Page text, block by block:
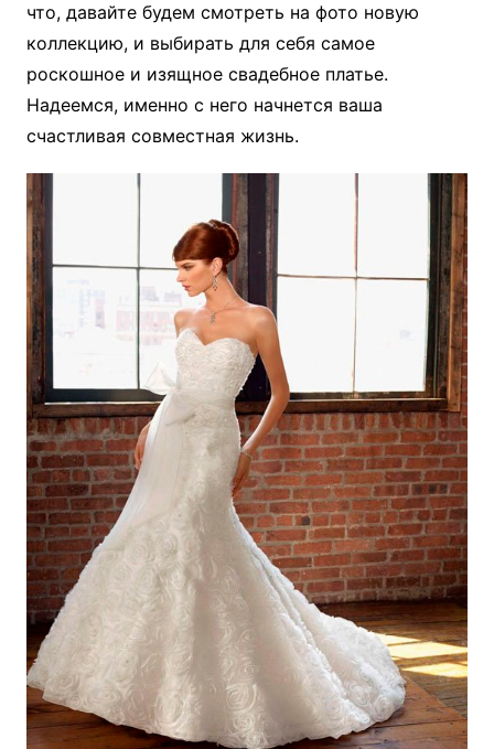
что, давайте будем смотреть на фото новую
коллекцию, и выбирать для себя самое
роскошное и изящное свадебное платье.
Надеемся, именно с него начнется ваша
счастливая совместная жизнь.